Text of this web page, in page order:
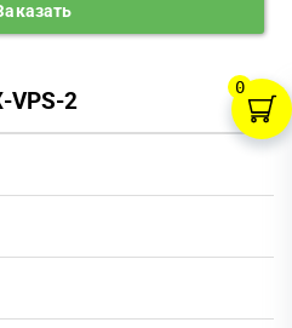
VPS-2 0